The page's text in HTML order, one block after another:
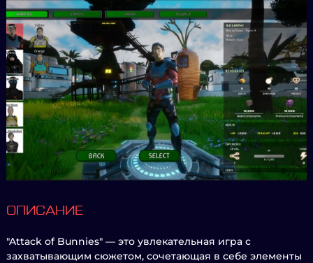
ОПИСАНИЕ
"Attack of Bunnies" — это увлекательная игра с
захватывающим сюжетом, сочетающая в себе элементы